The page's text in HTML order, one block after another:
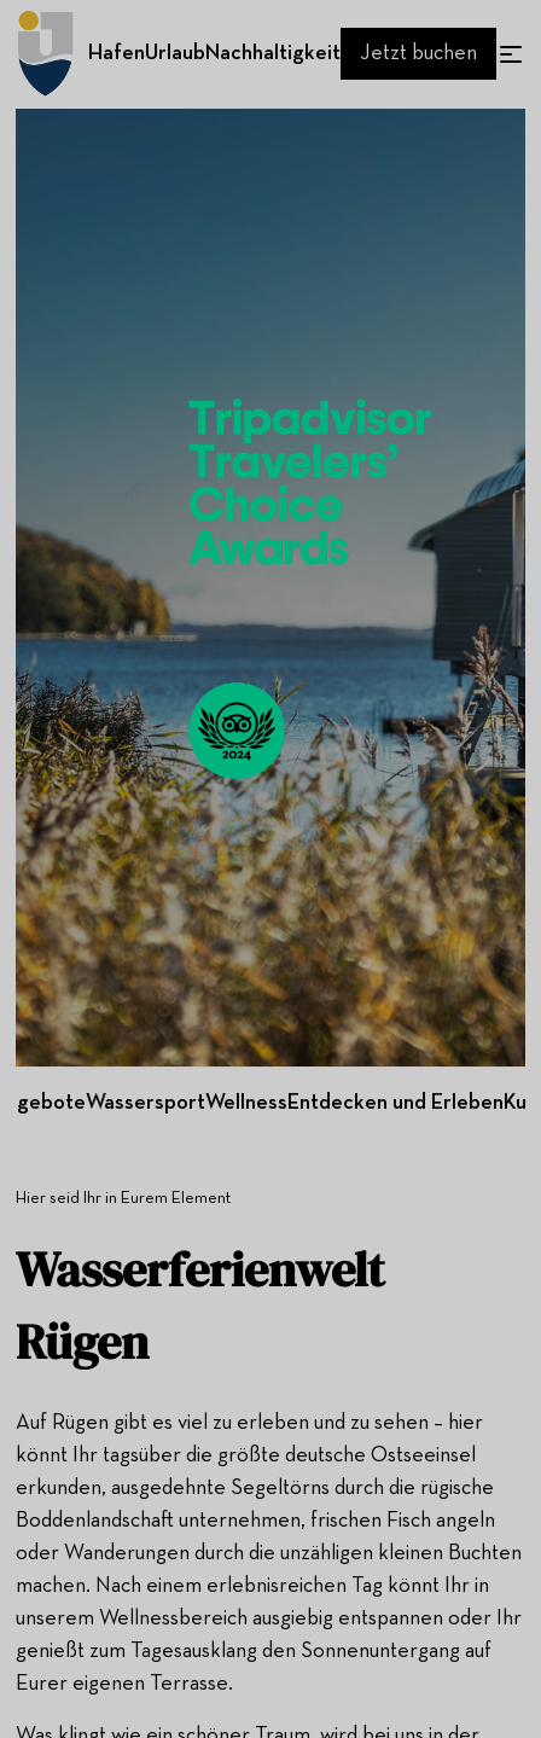
HafenUrlaubNachhaltigkeit Jetzt buchen
WassersportWellnessEntdecken und Erleben
Hier seid Ihr in Eurem Element
Wasserferienwelt
Rügen
Auf Rügen gibt es viel zu erleben und zu sehen – hier
könnt Ihr tagsüber die größte deutsche Ostseeinsel
erkunden, ausgedehnte Segeltörns durch die rügische
Boddenlandschaft unternehmen, frischen Fisch angeln
oder Wanderungen durch die unzähligen kleinen Buchten
machen. Nach einem erlebnisreichen Tag könnt Ihr in
unserem Wellnessbereich ausgiebig entspannen oder Ihr
genießt zum Tagesausklang den Sonnenuntergang auf
Eurer eigenen Terrasse.